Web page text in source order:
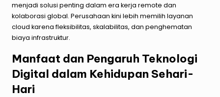
menjadi solusi penting dalam era kerja remote dan
kolaborasi global. Perusahaan kini lebih memilih layanan
cloud karena fleksibilitas, skalabilitas, dan penghematan
biaya infrastruktur.
Manfaat dan Pengaruh Teknologi
Digital dalam Kehidupan Sehari-
Hari